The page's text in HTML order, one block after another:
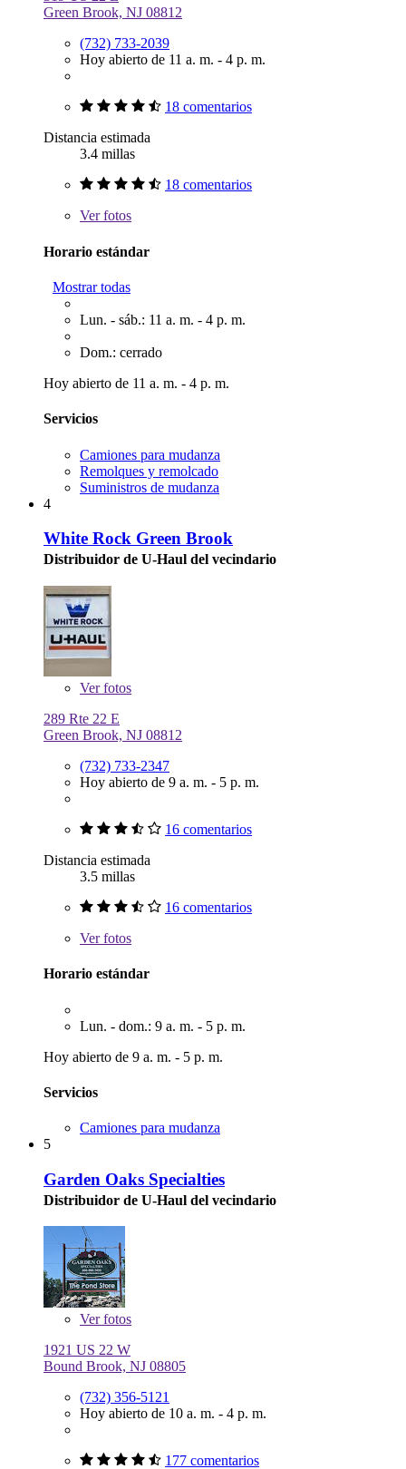
Green Brook, NJ 08812
(732) 733-2039
Hoy abierto de 11 a. m. - 4 p. m.
18 comentarios
Distancia estimada
3.4 millas
18 comentarios
Verfotos
Horario estándar
Mostrar todas
Lun. - sáb.: 11 a. m. - 4 p. m.
Dom.: cerrado
Hoy abierto de 11 a. m. - 4 p. m.
Servicios
Camiones para mudanza
Remolques y remolcado
Suministros de mudanza
4
White Rock Green Brook
Distribuidor de U-Haul del vecindario
Verfotos
289 Rte 22 E
Green Brook, NJ 08812
(732) 733-2347
Hoy abierto de 9 a. m. - 5 p. m.
16 comentarios
Distancia estimada
3.5 millas
16 comentarios
Verfotos
Horario estándar
Lun. - dom.: 9 a. m. - 5 p. m.
Hoy abierto de 9 a. m. - 5 p. m.
Servicios
Camiones para mudanza
5
Garden Oaks Specialties
Distribuidor de U-Haul del vecindario
Verfotos
1921 US 22 W
Bound Brook, NJ 08805
(732) 356-5121
Hoy abierto de 10 a. m. - 4 p. m.
177 comentarios